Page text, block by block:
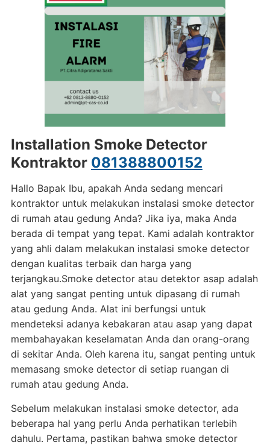
Installation Smoke Detector
Kontraktor 081388800152
Hallo Bapak Ibu, apakah Anda sedang mencari
kontraktor untuk melakukan instalasi smoke detector
di rumah atau gedung Anda? Jika iya, maka Anda
berada di tempat yang tepat. Kami adalah kontraktor
yang ahli dalam melakukan instalasi smoke detector
dengan kualitas terbaik dan harga yang
terjangkau.Smoke detector atau detektor asap adalah
alat yang sangat penting untuk dipasang di rumah
atau gedung Anda. Alat ini berfungsi untuk
mendeteksi adanya kebakaran atau asap yang dapat
membahayakan keselamatan Anda dan orang-orang
di sekitar Anda. Oleh karena itu, sangat penting untuk
memasang smoke detector di setiap ruangan di
rumah atau gedung Anda.
Sebelum melakukan instalasi smoke detector, ada
beberapa hal yang perlu Anda perhatikan terlebih
dahulu. Pertama, pastikan bahwa smoke detector